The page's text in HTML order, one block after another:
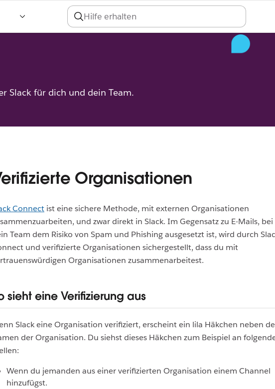
Slack für dich und dein Team.
Organisationen
Connect ist eine sichere Methode, mit externen Organisationen
und zwar direkt in Slack. Im Gegensatz zu E-Mails,
Team dem Risiko von Spam und Phishing ausgesetzt ist, wird durch
und verifizierte Organisationen sichergestellt, dass du mit
Organisationen zusammenarbeitest.
sieht eine Verifizierung aus
Slack eine Organisation verifiziert, erscheint ein lila Häkchen neben
der Organisation. Du siehst dieses Häkchen zum Beispiel an
Wenn du jemanden aus einer verifizierten Organisation einem Channel
hinzufügst.